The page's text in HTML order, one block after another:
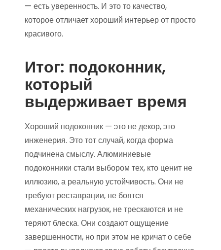
— есть уверенность. И это то качество,
которое отличает хороший интерьер от просто
красивого.
Итог: подоконник,
который
выдерживает время
Хороший подоконник — это не декор, это
инженерия. Это тот случай, когда форма
подчинена смыслу. Алюминиевые
подоконники стали выбором тех, кто ценит не
иллюзию, а реальную устойчивость. Они не
требуют реставрации, не боятся
механических нагрузок, не трескаются и не
теряют блеска. Они создают ощущение
завершенности, но при этом не кричат о себе